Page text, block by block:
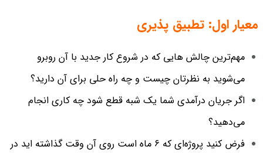
معیار اول: تطبیق پذیری
مهم‌ترین چالش هایی که در شروع کار جدید با آن روبرو
می‌شوید به نظرتان چیست و چه راه حلی برای آن دارید؟
اگر جریان درآمدی شما یک شبه قطع شود چه کاری انجام
می‌دهید؟
فرض کنید پروژه‌ای که ۶ ماه است روی آن وقت گذاشته اید در